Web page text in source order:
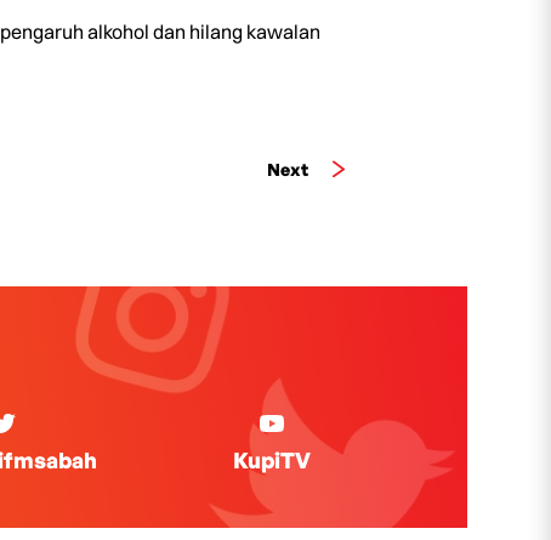
alkohol dan hilang kawalan
Next
KupiTV